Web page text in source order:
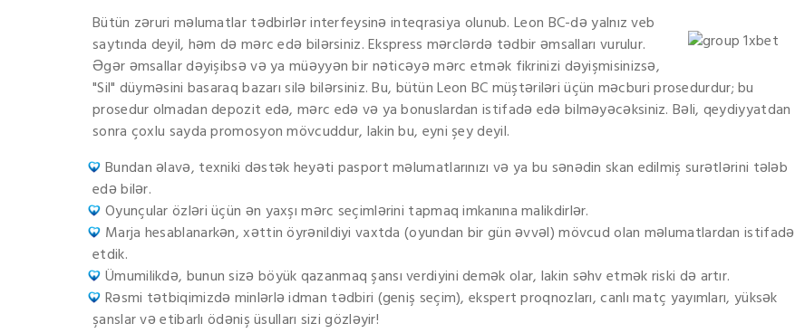
Bütün zəruri məlumatlar tədbirlər interfeysinə inteqrasiya olunub. Leon BC-də yalnız veb
saytında deyil, həm də mərc edə bilərsiniz. Ekspress mərclərdə tədbir əmsalları vurulur.
Əgər əmsallar dəyişibsə və ya müəyyən bir nəticəyə mərc etmək fikrinizi dəyişmisinizsə,
"Sil" düyməsini basaraq bazarı silə bilərsiniz. Bu, bütün Leon BC müştəriləri üçün məcburi prosedurdur; bu
prosedur olmadan depozit edə, mərc edə və ya bonuslardan istifadə edə bilməyəcəksiniz. Bəli, qeydiyyatdan
sonra çoxlu sayda promosyon mövcuddur, lakin bu, eyni şey deyil.
Bundan əlavə, texniki dəstək heyəti pasport məlumatlarınızı və ya bu sənədin skan edilmiş surətlərini tələb
edə bilər.
Oyunçular özləri üçün ən yaxşı mərc seçimlərini tapmaq imkanına malikdirlər.
Marja hesablanarkən, xəttin öyrənildiyi vaxtda (oyundan bir gün əvvəl) mövcud olan məlumatlardan istifadə
etdik.
Ümumilikdə, bunun sizə böyük qazanmaq şansı verdiyini demək olar, lakin səhv etmək riski də artır.
Rəsmi tətbiqimizdə minlərlə idman tədbiri (geniş seçim), ekspert proqnozları, canlı matç yayımları, yüksək
şanslar və etibarlı ödəniş üsulları sizi gözləyir!